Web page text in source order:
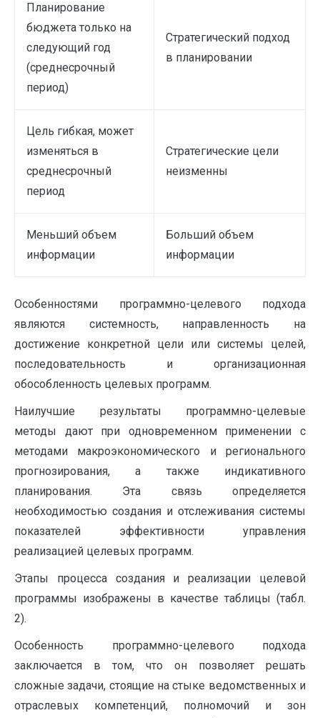
Планирование
бюджета только на
следующий год
(среднесрочный
период)
Стратегический подход
в планировании
Цель гибкая, может
изменяться в
среднесрочный
период
Стратегические цели
неизменны
Меньший объем
информации
Больший объем
информации
Особенностями программно-целевого подхода
являются системность, направленность на
достижение конкретной цели или системы целей,
последовательность и организационная
обособленность целевых программ.
Наилучшие результаты программно-целевые
методы дают при одновременном применении с
методами макроэкономического и регионального
прогнозирования, а также индикативного
планирования. Эта связь определяется
необходимостью создания и отслеживания системы
показателей эффективности управления
реализацией целевых программ.
Этапы процесса создания и реализации целевой
программы изображены в качестве таблицы (табл.
2).
Особенность программно-целевого подхода
заключается в том, что он позволяет решать
сложные задачи, стоящие на стыке ведомственных и
отраслевых компетенций, полномочий и зон